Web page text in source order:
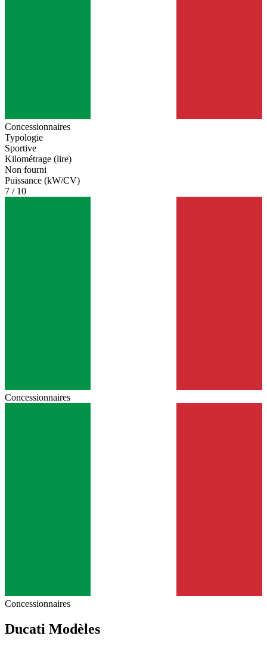
Concessionnaires
Typologie
Sportive
Kilométrage (lire)
Non fourni
Puissance (kW/CV)
7 / 10
Concessionnaires
Concessionnaires
Ducati Modèles